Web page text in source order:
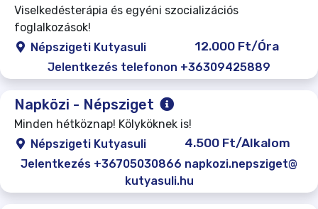
Viselkedésterápia és egyéni szocializációs
foglalkozások!
Népszigeti Kutyasuli
12.000 Ft/Óra
Jelentkezés telefonon +36309425889
Napközi - Népsziget
Minden hétköznap! Kölyköknek is!
Népszigeti Kutyasuli
4.500 Ft/Alkalom
Jelentkezés +36705030866 napkozi.nepsziget@
kutyasuli.hu